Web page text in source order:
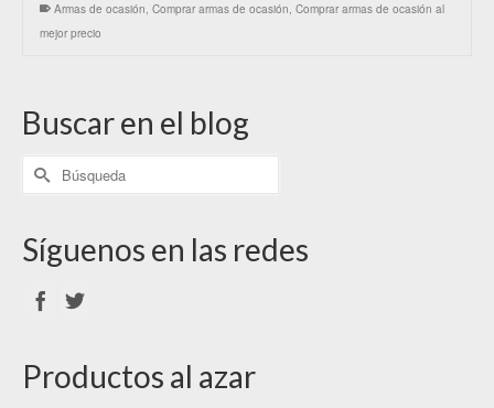
Armas de ocasión, Comprar armas de ocasión, Comprar armas de ocasión al
mejor precio
Buscar en el blog
Síguenos en las redes
Productos al azar